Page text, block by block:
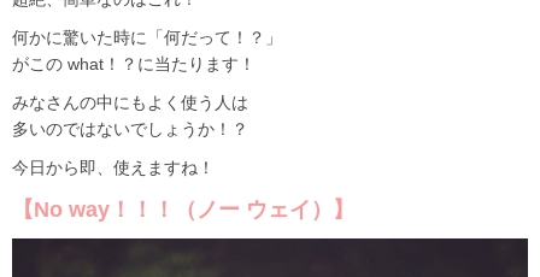
何かに驚いた時に「何だって！？」
がこの what！？に当たります！
みなさんの中にもよく使う人は
多いのではないでしょうか！？
今日から即、使えますね！
【No way！！！（ノー ウェイ）】